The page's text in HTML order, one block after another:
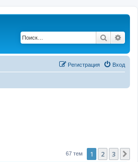
Поиск
Вход
Регистрация
67 тем 1 2 3